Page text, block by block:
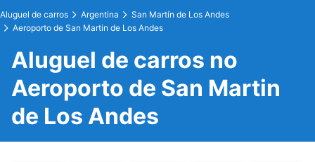
Aluguel de carros Argentina
San Martín de Los Andes
Aeroporto de San Martin de Los Andes
Aluguel de carros no
Aeroporto de San Martin
de Los Andes